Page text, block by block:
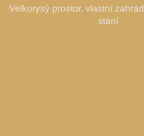
Velkorysý prostor, vlastní
stání